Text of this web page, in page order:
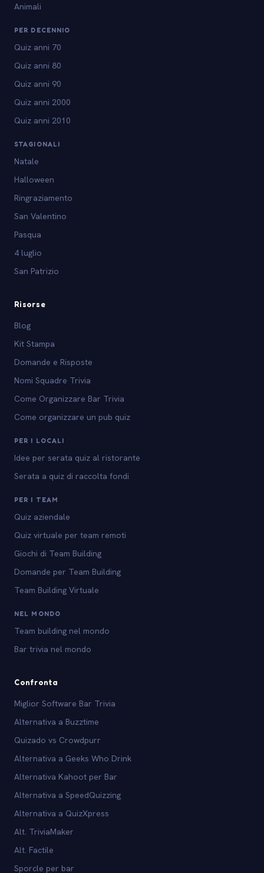
Animali
PER DECENNIO
Quiz anni 70
Quiz anni 80
Quiz anni 90
Quiz anni 2000
Quiz anni 2010
STAGIONALI
Natale
Halloween
Ringraziamento
San Valentino
Pasqua
4 luglio
San Patrizio
Risorse
Blog
Kit Stampa
Domande e Risposte
Nomi Squadre Trivia
Come Organizzare Bar Trivia
Come organizzare un pub quiz
PER I LOCALI
Idee per serata quiz al ristorante
Serata a quiz di raccolta fondi
PER I TEAM
Quiz aziendale
Quiz virtuale per team remoti
Giochi di Team Building
Domande per Team Building
Team Building Virtuale
NEL MONDO
Team building nel mondo
Bar trivia nel mondo
Confronta
Miglior Software Bar Trivia
Alternativa a Buzztime
Quizado vs Crowdpurr
Alternativa a Geeks Who Drink
Alternativa Kahoot per Bar
Alternativa a SpeedQuizzing
Alternativa a QuizXpress
Alt. TriviaMaker
Alt. Factile
Sporcle per bar